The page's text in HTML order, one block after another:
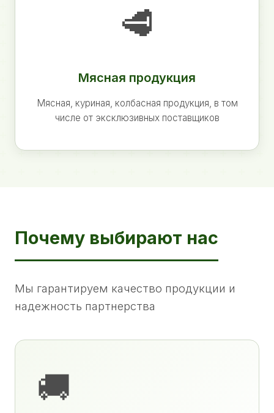
🥩
Мясная продукция
Мясная, куриная, колбасная продукция, в том
числе от эксклюзивных поставщиков
Почему выбирают нас
Мы гарантируем качество продукции и
надежность партнерства
🚚